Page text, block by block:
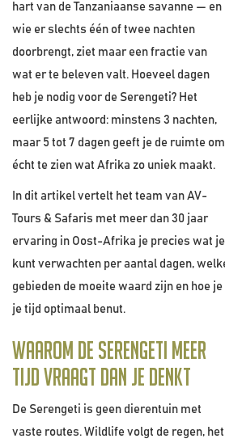
hart van de Tanzaniaanse savanne — en
wie er slechts één of twee nachten
doorbrengt, ziet maar een fractie van
wat er te beleven valt. Hoeveel dagen
heb je nodig voor de Serengeti? Het
eerlijke antwoord: minstens 3 nachten,
maar 5 tot 7 dagen geeft je de ruimte om
écht te zien wat Afrika zo uniek maakt.
In dit artikel vertelt het team van AV-
Tours & Safaris met meer dan 30 jaar
ervaring in Oost-Afrika je precies wat je
kunt verwachten per aantal dagen,
gebieden de moeite waard zijn en hoe je
je tijd optimaal benut.
Waarom de Serengeti meer
tijd vraagt dan je denkt
De Serengeti is geen dierentuin met
vaste routes. Wildlife volgt de regen, het